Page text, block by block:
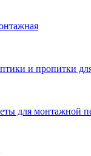
и пропитки
для монтажной